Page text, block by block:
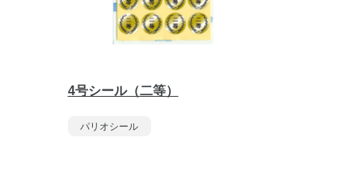
4号シール（二等）
パリオシール